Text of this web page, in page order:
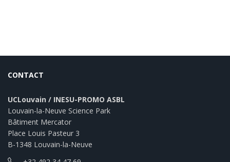
CONTACT
UCLouvain / INESU-PROMO ASBL
Louvain-la-Neuve Science Park
Bâtiment Mercator
Place Louis Pasteur 3
B-1348 Louvain-la-Neuve